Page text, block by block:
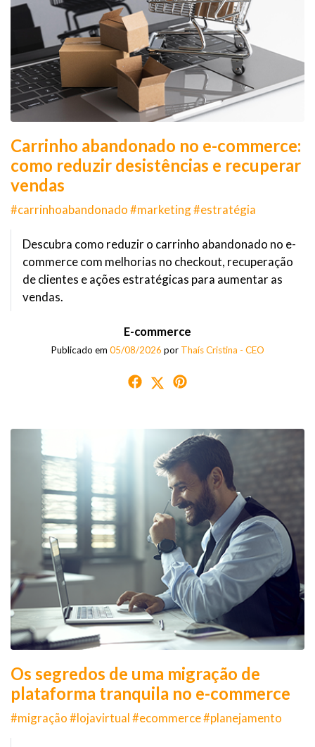
Carrinho abandonado no e-commerce:
como reduzir desistências e recuperar
vendas
#carrinhoabandonado #marketing #estratégia
Descubra como reduzir o carrinho abandonado no e-
commerce com melhorias no checkout, recuperação
de clientes e ações estratégicas para aumentar as
vendas.
E-commerce
Publicado em 05/08/2026 por Thaís Cristina - CEO
Os segredos de uma migração de
plataforma tranquila no e-commerce
#migração #lojavirtual #ecommerce #planejamento